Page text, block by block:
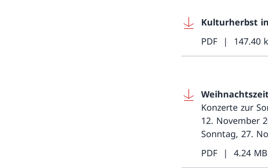
Kulturherbst
PDF
147.40
Konzerte zur
12. November
Sonntag, 27.
PDF
4.24 MB